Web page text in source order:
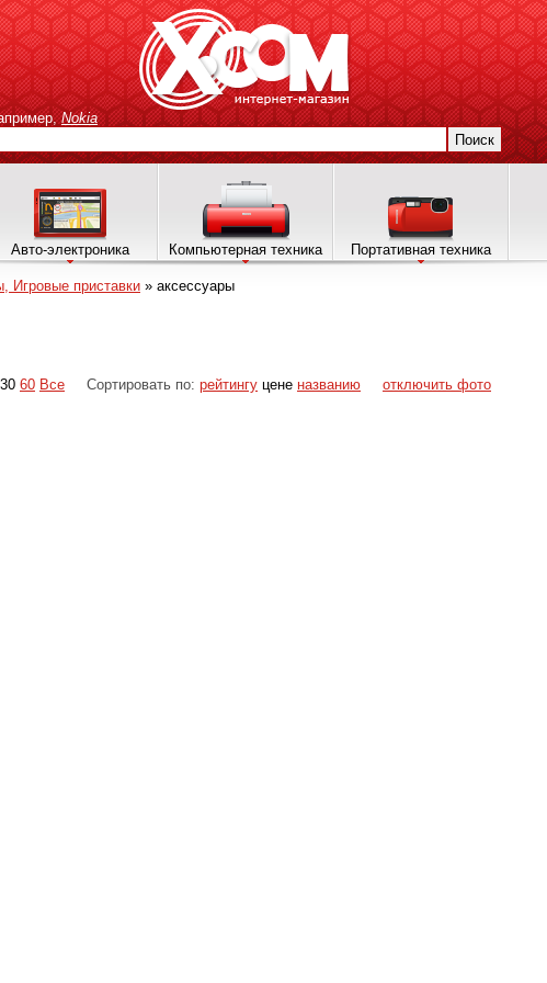
Nokia
Поиск
Авто-электроника Компьютерная техника Портативная техника
Игровые приставки » аксессуары
30 60 Все Сортировать по: рейтингу цене названию отключить фото